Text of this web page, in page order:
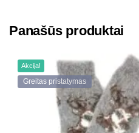
Panašūs produktai
Akcija!
Greitas pristatymas